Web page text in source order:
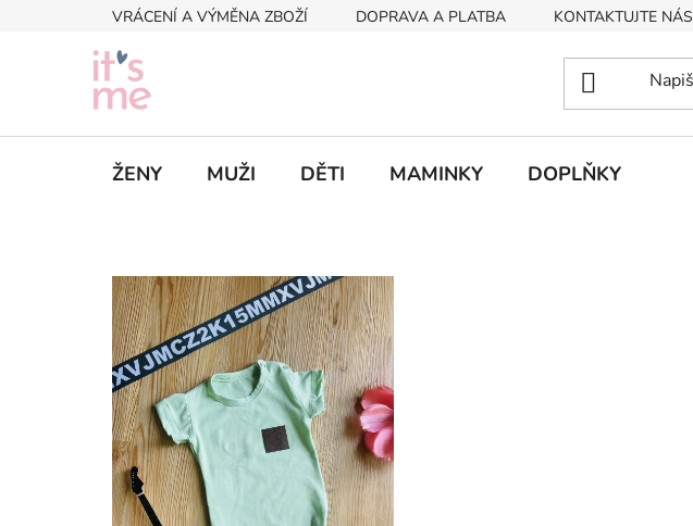
VRÁCENÍ A VÝMĚNA ZBOŽÍ DOPRAVA A PLATBA KONTAKTUJTE NÁS
ŽENY MUŽI DĚTI MAMINKY DOPLŇKY